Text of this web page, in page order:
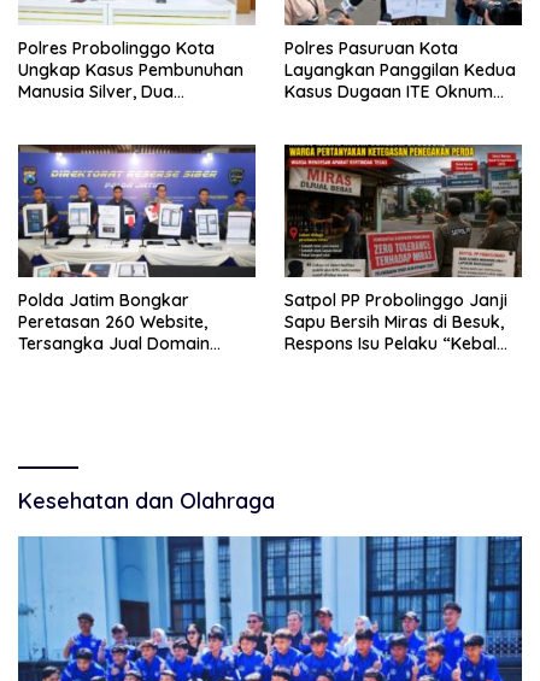
Polres Probolinggo Kota
Ungkap Kasus Pembunuhan
Manusia Silver, Dua
Polres Pasuruan Kota
Layangkan Panggilan Kedua
Kasus Dugaan ITE Oknum
Polda Jatim Bongkar
Peretasan 260 Website,
Tersangka Jual Domain
Satpol PP Probolinggo Janji
Sapu Bersih Miras di Besuk,
Respons Isu Pelaku “Kebal
Kesehatan dan Olahraga